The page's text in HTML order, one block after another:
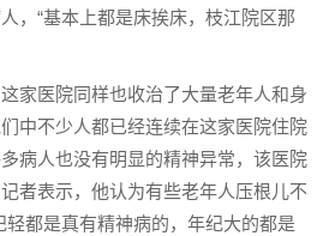
，“基本上都是床挨床，枝江院区那
家医院同样也收治了大量老年人和身
中不少人都已经连续在这家医院住院
病人也没有明显的精神异常，该医院
者表示，他认为有些老年人压根儿不
轻都是真有精神病的，年纪大的都是